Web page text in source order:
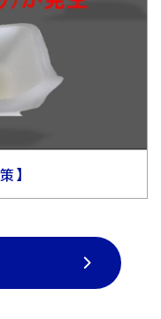
】